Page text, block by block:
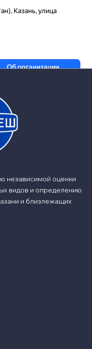
независимой оценки
видов и определению
и близлежащих